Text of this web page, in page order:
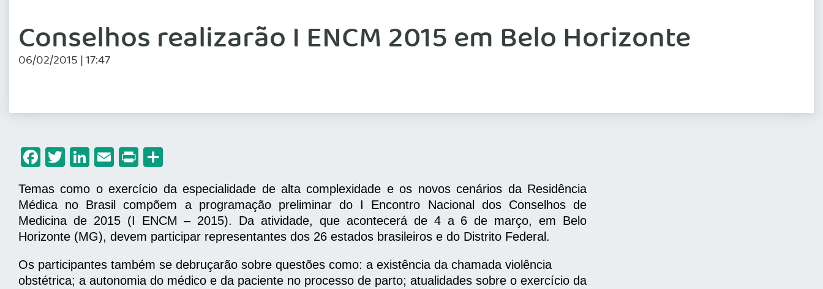
Conselhos realizarão I ENCM 2015 em Belo Horizonte
06/02/2015 | 17:47
Facebook
Twitter
LinkedIn
Email
Print
Temas como o exercício da especialidade de alta complexidade e os novos cenários da Residência
Médica no Brasil compõem a programação preliminar do I Encontro Nacional dos Conselhos de
Medicina de 2015 (I ENCM – 2015). Da atividade, que acontecerá de 4 a 6 de março, em Belo
Horizonte (MG), devem participar representantes dos 26 estados brasileiros e do Distrito Federal.
Os participantes também se debruçarão sobre questões como: a existência da chamada violência
obstétrica; a autonomia do médico e da paciente no processo de parto; atualidades sobre o exercício da